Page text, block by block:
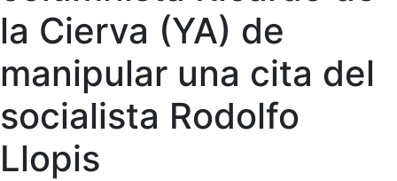
la Cierva (YA) de
manipular una cita del
socialista Rodolfo
Llopis